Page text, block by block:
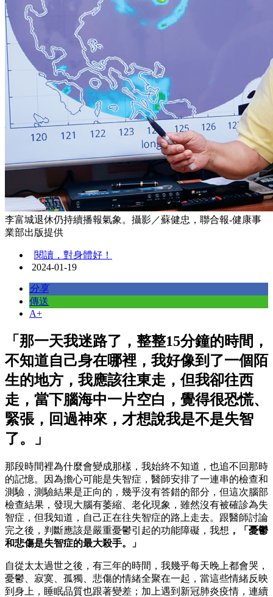
李富城退休仍持續播報氣象。攝影／蘇健忠，聯合報-健康事
業部出版提供
閱讀，對身體好！
2024-01-19
分享
傳送
A+
「那一天我迷路了，整整15分鐘的時間，
不知道自己身在哪裡，我好像到了一個陌
生的地方，我應該往東走，但我卻往西
走，當下腦海中一片空白，覺得很恐慌、
緊張，回過神來，才想說我是不是失智
了。」
那段時間裡為什麼會變成那樣，我始終不知道，也追不回那時
的記憶。因為擔心可能是失智症，醫師安排了一連串的檢查和
測驗，測驗結果是正向的，幾乎沒有答錯的部分，但這次腦部
檢查結果，發現大腦有萎縮、老化現象，雖然沒有被確診為失
智症，但我知道，自己正在往失智症的路上走去。跟醫師討論
完之後，判斷應該是嚴重憂鬱引起的功能障礙，我想 ，「憂鬱
和悲傷是失智症的最大殺手。」
自從太太過世之後，有三年的時間，我幾乎每天晚上都會哭，
憂鬱、寂寞、孤獨、悲傷的情緒全聚在一起，當這些情緒反映
到身上，睡眠品質也跟著變差；加上遇到新冠肺炎疫情，連續